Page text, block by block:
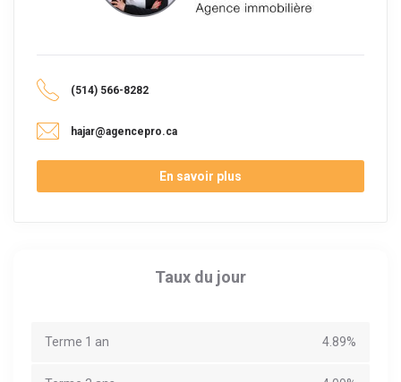
(514) 566-8282
hajar@agencepro.ca
En savoir plus
Taux du jour
Terme 1 an 4.89%